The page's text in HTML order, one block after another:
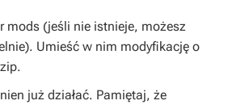
mods (jeśli nie istnieje, możesz
Umieść w nim modyfikację o
już działać. Pamiętaj, że